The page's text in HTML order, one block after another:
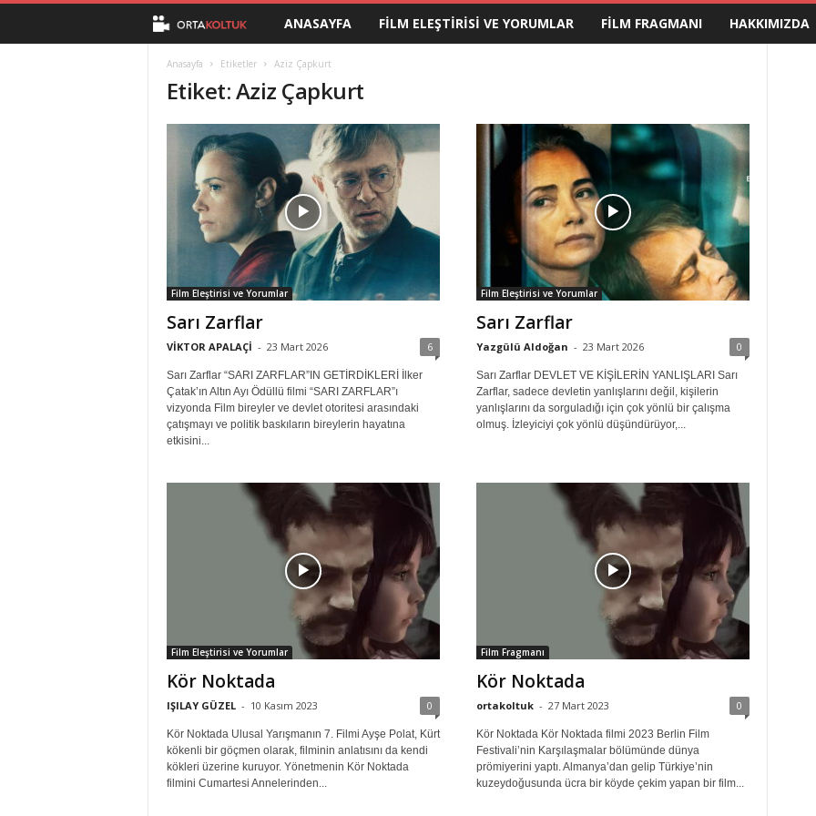
t
a
K
o
t
u
k
ANASAYFA FILM ELEŞTIRISI VE YORUMLAR FILM FRAGMANI HAKKIMIZDA
Anasayfa Etiketler Aziz Çapkurt
Etiket: Aziz Çapkurt
Film Eleştirisi ve Yorumlar
Sarı Zarflar
VİKTOR APALAÇİ - 23 Mart 2026 6
Sarı Zarflar “SARI ZARFLAR”IN GETİRDİKLERİ İlker
Çatak’ın Altın Ayı Ödüllü filmi “SARI ZARFLAR”ı
vizyonda Film bireyler ve devlet otoritesi arasındaki
çatışmayı ve politik baskıların bireylerin hayatına
etkisini...
Film Eleştirisi ve Yorumlar
Sarı Zarflar
Yazgülü Aldoğan - 23 Mart 2026 0
Sarı Zarflar DEVLET VE KİŞİLERİN YANLIŞLARI Sarı
Zarflar, sadece devletin yanlışlarını değil, kişilerin
yanlışlarını da sorguladığı için çok yönlü bir çalışma
olmuş. İzleyiciyi çok yönlü düşündürüyor,...
Film Eleştirisi ve Yorumlar
Kör Noktada
IŞILAY GÜZEL - 10 Kasım 2023 0
Kör Noktada Ulusal Yarışmanın 7. Filmi Ayşe Polat, Kürt
kökenli bir göçmen olarak, filminin anlatısını da kendi
kökleri üzerine kuruyor. Yönetmenin Kör Noktada
filmini Cumartesi Annelerinden...
Film Fragmanı
Kör Noktada
ortakoltuk - 27 Mart 2023 0
Kör Noktada Kör Noktada filmi 2023 Berlin Film
Festivali’nin Karşılaşmalar bölümünde dünya
prömiyerini yaptı. Almanya’dan gelip Türkiye’nin
kuzeydoğusunda ücra bir köyde çekim yapan bir film...